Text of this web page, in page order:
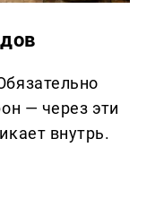
— через эти
внутрь.